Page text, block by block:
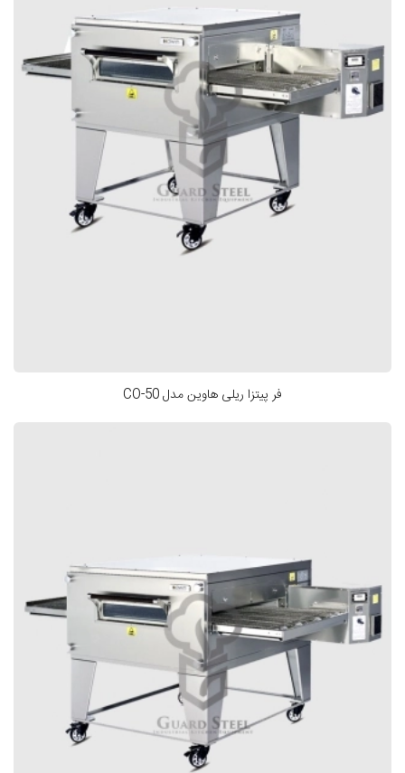
فر پیتزا ریلی هاوین مدل CO-50